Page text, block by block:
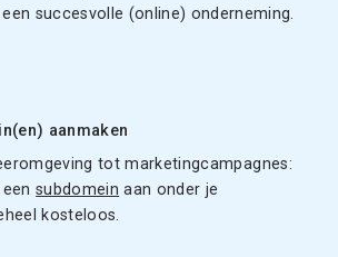
succesvolle (online) onderneming.
aanmaken
tot marketingcampagnes:
eensubdomein aan onder je
kosteloos.